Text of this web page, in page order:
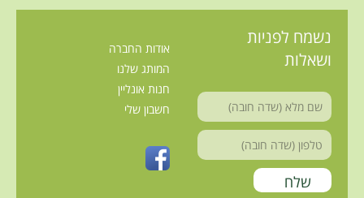
נשמח לפניות
ושאלות
אודות החברה
המותג שלנו
חנות אונליין
חשבון שלי